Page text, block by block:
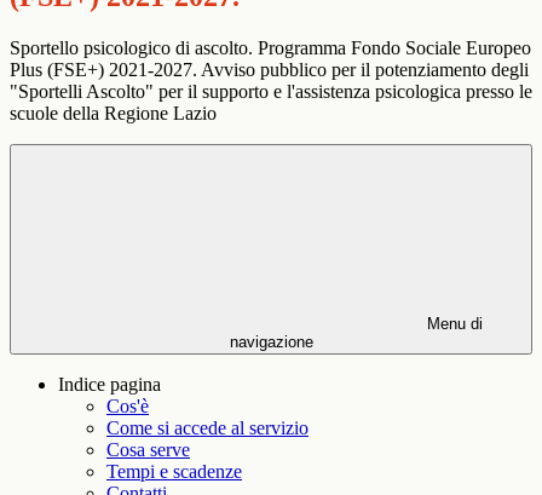
Sportello psicologico di ascolto. Programma Fondo Sociale Europeo
Plus (FSE+) 2021-2027. Avviso pubblico per il potenziamento degli
"Sportelli Ascolto" per il supporto e l'assistenza psicologica presso le
scuole della Regione Lazio
Menu di
navigazione
Indice pagina
Cos'è
Come si accede al servizio
Cosa serve
Tempi e scadenze